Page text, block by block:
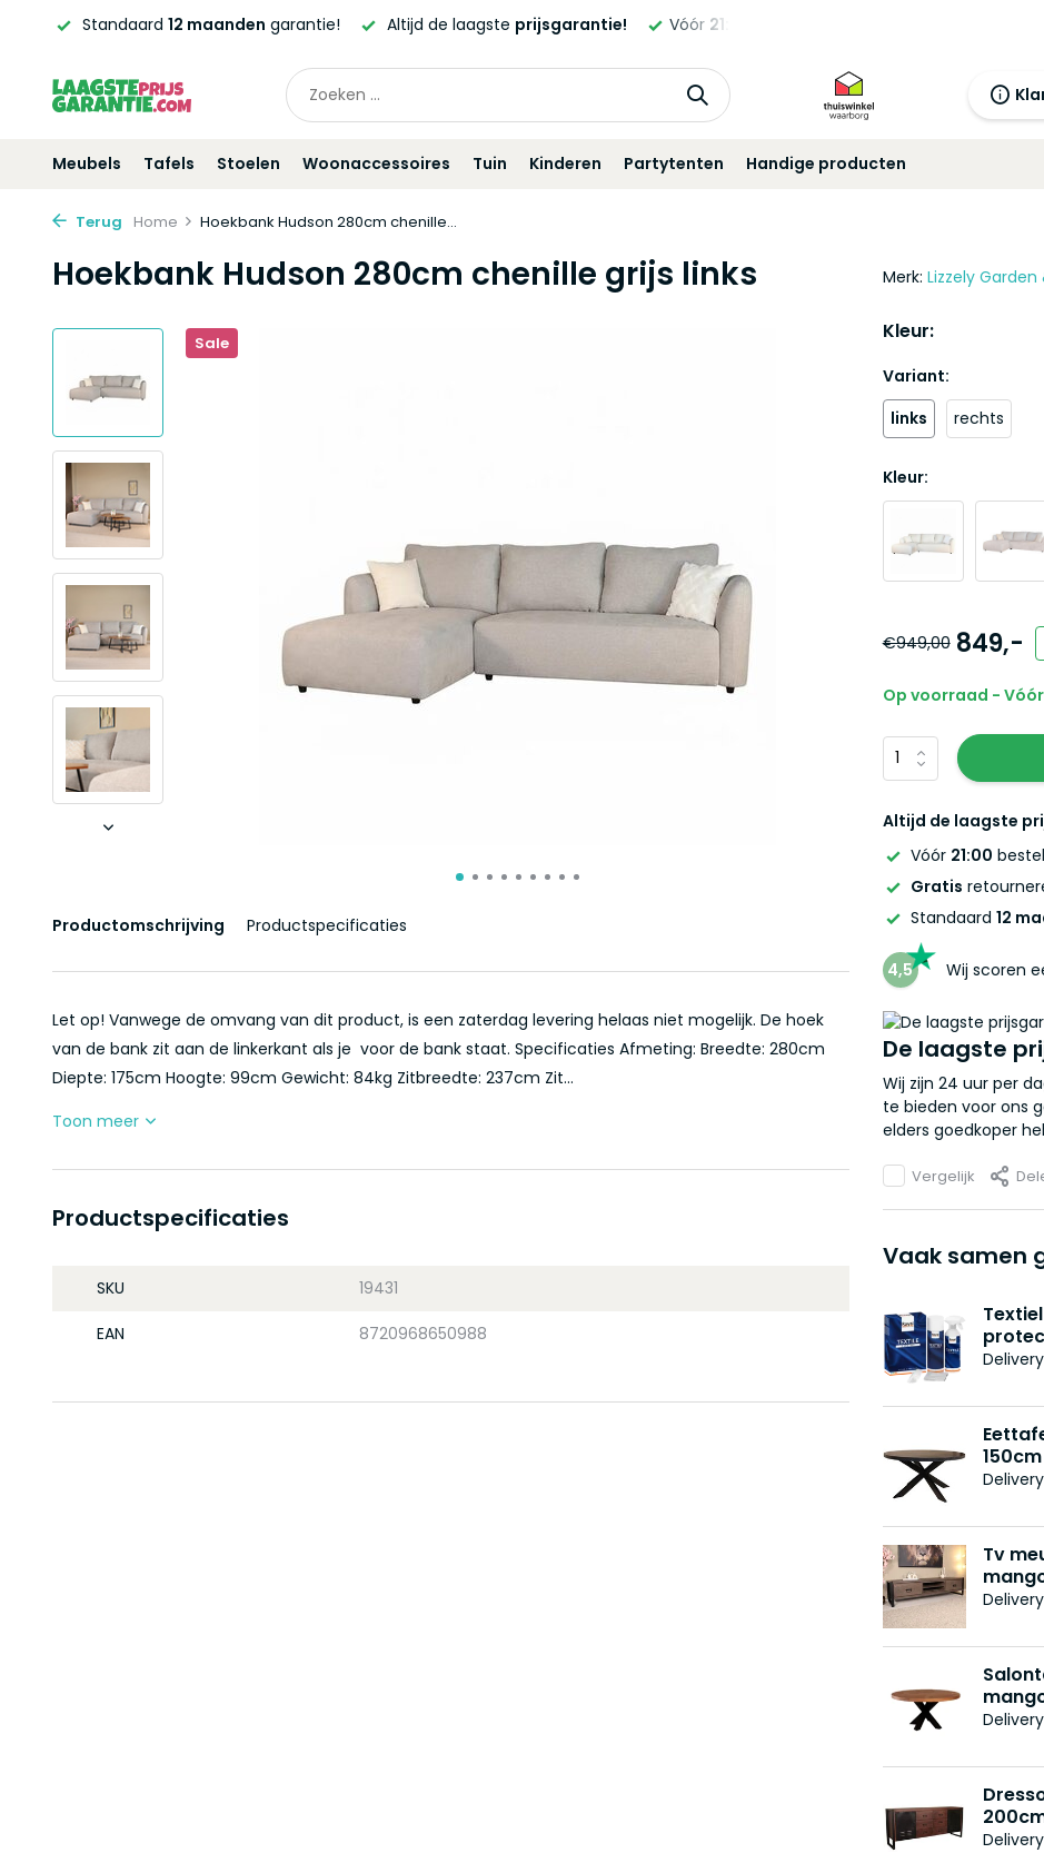
Altijd de laagsteprijsgarantie! Vóór21:00 besteld,morgengeleverd!* Standaard
Meubels Tafels Stoelen Woonaccessoires Tuin Kinderen Partytenten Handige producten
Terug Home Hoekbank Hudson 280cm chenille...
Hoekbank Hudson 280cm chenille grijs links
Sale
Productomschrijving Productspecificaties
Let op! Vanwege de omvang van dit product, is een zaterdag levering helaas niet mogelijk. De hoek
van de bank zit aan de linkerkant als je voor de bank staat. Specificaties Afmeting: Breedte: 280cm
Diepte: 175cm Hoogte: 99cm Gewicht: 84kg Zitbreedte: 237cm Zit...
Toon meer
Productspecificaties
SKU 19431
EAN 8720968650988
Merk: Lizzely Garden
Kleur:
Variant:
links
rechts
Kleur:
€949,00 849,-
Op voorraad -
Altijd de laagste
Vóór 21:00
Gratis
Standaard 12
4,5 Wij scoren
De laagste
Wij zijn 24 uur per
te bieden voor ons
elders goedkoper
Vergelijk
Vaak samen
Tv